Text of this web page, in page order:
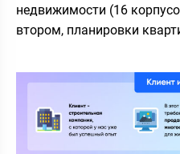
недвижимости (16
втором, планировки